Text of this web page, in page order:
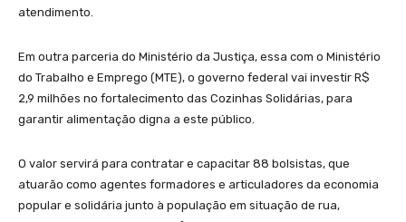
atendimento.
Em outra parceria do Ministério da Justiça, essa com o Ministério
do Trabalho e Emprego (MTE), o governo federal vai investir R$
2,9 milhões no fortalecimento das Cozinhas Solidárias, para
garantir alimentação digna a este público.
O valor servirá para contratar e capacitar 88 bolsistas, que
atuarão como agentes formadores e articuladores da economia
popular e solidária junto à população em situação de rua,